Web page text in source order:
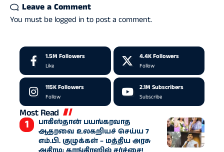
Leave a Comment
You must be logged in to post a comment.
1.5M Followers
Like
4.4K Followers
Follow
115KFollowers
Follow
2.1M Subscribers
Subscribe
Most Read
பாகிஸ்தான் பயங்கரவாத
ஆதரவை உலகறியச் செய்ய 7
எம்.பி. குழுக்கள் – மத்திய அரசு